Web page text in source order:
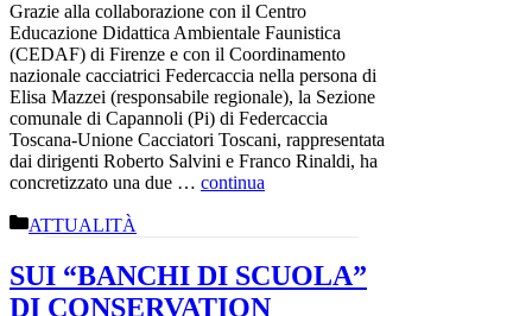
Grazie alla collaborazione con il Centro
Educazione Didattica Ambientale Faunistica
(CEDAF) di Firenze e con il Coordinamento
nazionale cacciatrici Federcaccia nella persona di
Elisa Mazzei (responsabile regionale), la Sezione
comunale di Capannoli (Pi) di Federcaccia
Toscana-Unione Cacciatori Toscani, rappresentata
dai dirigenti Roberto Salvini e Franco Rinaldi, ha
concretizzato una due … continua
Categorie
ATTUALITÀ
SUI “BANCHI DI SCUOLA”
DI CONSERVATION